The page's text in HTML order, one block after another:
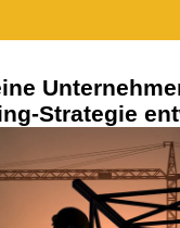
Strategie